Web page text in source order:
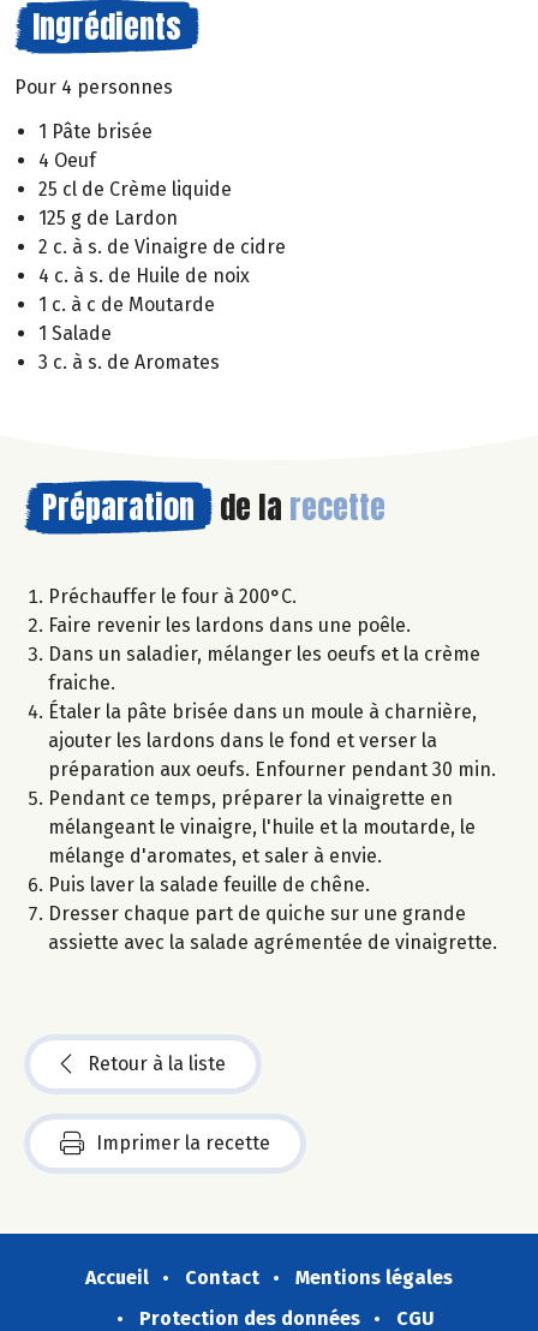
Ingrédients
Pour 4 personnes
1 Pâte brisée
4 Oeuf
25 cl de Crème liquide
125 g de Lardon
2 c. à s. de Vinaigre de cidre
4 c. à s. de Huile de noix
1 c. à c de Moutarde
1 Salade
3 c. à s. de Aromates
Préparation de la recette
Préchauffer le four à 200°C.
Faire revenir les lardons dans une poêle.
Dans un saladier, mélanger les oeufs et la crème
fraiche.
Étaler la pâte brisée dans un moule à charnière,
ajouter les lardons dans le fond et verser la
préparation aux oeufs. Enfourner pendant 30 min.
Pendant ce temps, préparer la vinaigrette en
mélangeant le vinaigre, l'huile et la moutarde, le
mélange d'aromates, et saler à envie.
Puis laver la salade feuille de chêne.
Dresser chaque part de quiche sur une grande
assiette avec la salade agrémentée de vinaigrette.
Retour à la liste
Imprimer la recette
Accueil Contact
Mentions légales
Protection des données
CGU